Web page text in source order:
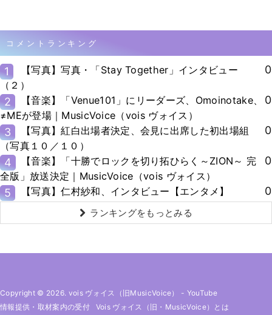
コメントランキング
1
【写真】写真・「Stay Together」インタビュー
（２）
0
2
【音楽】「Venue101」にリーダーズ、Omoinotake、
≠MEが登場｜MusicVoice（vois ヴォイス）
0
3
【写真】紅白出場者決定、会見に出席した初出場組
（写真１０／１０）
0
4
【音楽】「十勝でロックを切り拓ひらく～ZION～ 完
全版」放送決定｜MusicVoice（vois ヴォイス）
0
5 【写真】仁村紗和、インタビュー【エンタメ】 0
ランキングをもっとみる
Copyright © 2026. vois ヴォイス（旧MusicVoice） - YouTube
情報提供・取材案内の受付
Vois ヴォイス（旧・MusicVoice）とは